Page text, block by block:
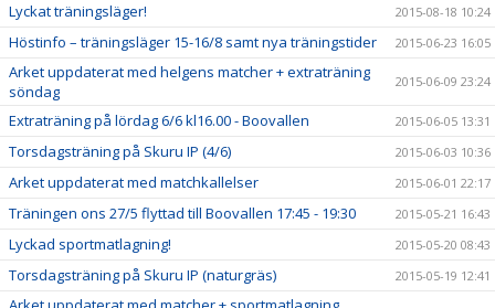
Lyckat träningsläger! 2015-08-18 10:24
Höstinfo – träningsläger 15-16/8 samt nya träningstider 2015-06-23 16:05
Arket uppdaterat med helgens matcher + extraträning
söndag
2015-06-09 23:24
Extraträning på lördag 6/6 kl16.00 - Boovallen 2015-06-05 13:31
Torsdagsträning på Skuru IP (4/6) 2015-06-03 10:36
Arket uppdaterat med matchkallelser 2015-06-01 22:17
Träningen ons 27/5 flyttad till Boovallen 17:45 - 19:30 2015-05-21 16:43
Lyckad sportmatlagning! 2015-05-20 08:43
Torsdagsträning på Skuru IP (naturgräs) 2015-05-19 12:41